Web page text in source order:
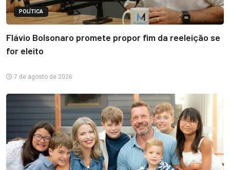
POLÍTICA
Flávio Bolsonaro promete propor fim da reeleição se
for eleito
7 de agosto de 2026